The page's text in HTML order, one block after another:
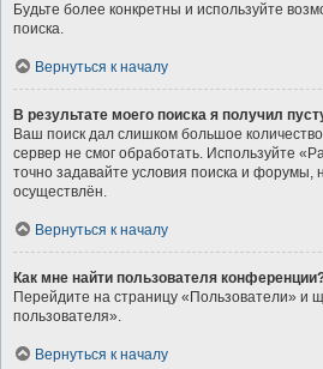
Будьте более конкретны и используйте
поиска.
Вернуться к началу
В результате моего поиска я получил
Ваш поиск дал слишком большое
сервер не смог обработать. Используйте
точно задавайте условия поиска и форумы,
осуществлён.
Вернуться к началу
Как мне найти пользователя
Перейдите на страницу «Пользователи» и
пользователя».
Вернуться к началу